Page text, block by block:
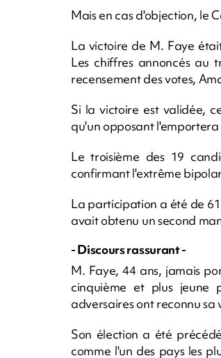
Mais en cas d'objection, le
La victoire de M. Faye
Les chiffres annoncés au
recensement des votes,
Si la victoire est validée,
qu'un opposant
Le troisième des 19
confirmant l'extrême
La participation a été de
avait obtenu un second
- Discours rassurant -
M. Faye, 44 ans, jamais
cinquième et plus jeune
adversaires ont reconnu sa
Son élection a été
comme l'un des pays les